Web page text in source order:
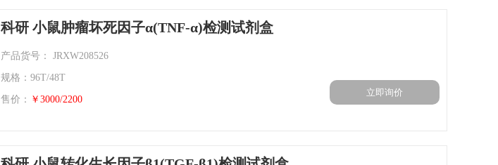
科研 小鼠肿瘤坏死因子α(TNF-α)检测试剂盒
产品货号： JRXW208526
规格：96T/48T
售价： ￥3000/2200
立即询价